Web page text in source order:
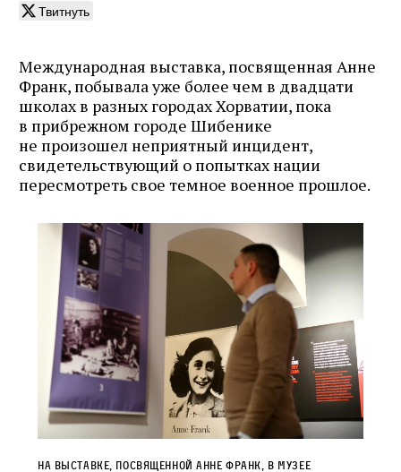
Твитнуть
Международная выставка, посвященная Анне
Франк, побывала уже более чем в двадцати
школах в разных городах Хорватии, пока
в прибрежном городе Шибенике
не произошел неприятный инцидент,
свидетельствующий о попытках нации
пересмотреть свое темное военное прошлое.
На выставке, посвященной Анне Франк, в Музее